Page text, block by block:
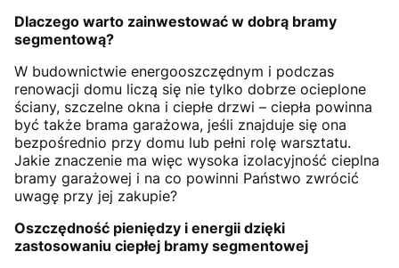
Dlaczego warto zainwestować w dobrą bramy
segmentową?
W budownictwie energooszczędnym i podczas
renowacji domu liczą się nie tylko dobrze ocieplone
ściany, szczelne okna i ciepłe drzwi – ciepła powinna
być także brama garażowa, jeśli znajduje się ona
bezpośrednio przy domu lub pełni rolę warsztatu.
Jakie znaczenie ma więc wysoka izolacyjność cieplna
bramy garażowej i na co powinni Państwo zwrócić
uwagę przy jej zakupie?
Oszczędność pieniędzy i energii dzięki
zastosowaniu ciepłej bramy segmentowej